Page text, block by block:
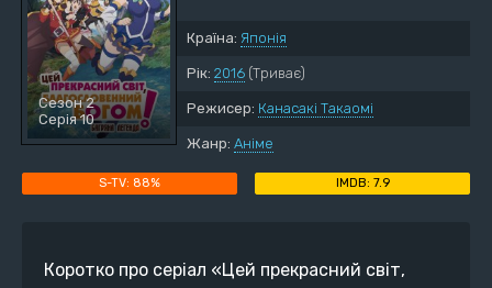
Сезон 2
Серія 10
Країна: Японія
Рік: 2016 (Триває)
Режисер: Канасакі Такаомі
Жанр: Аніме
88% 7.9
Коротко про серіал «Цей прекрасний світ,